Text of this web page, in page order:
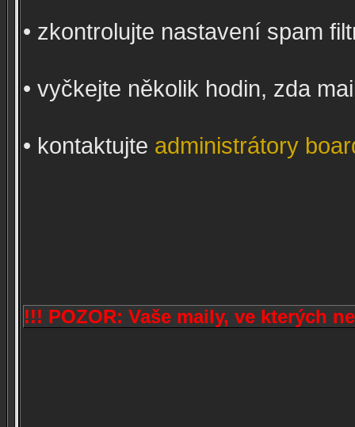
• zkontrolujte nastavení spam
• vyčkejte několik hodin, zda
• kontaktujte administrátory
!!! POZOR: Vaše maily, ve kterých